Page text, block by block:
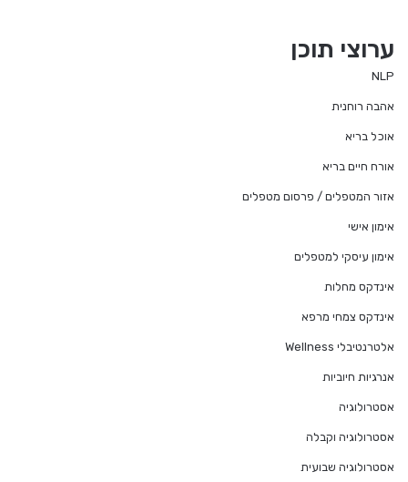
ערוצי תוכן
NLP
אהבה רוחנית
אוכל בריא
אורח חיים בריא
אזור המטפלים / פרסום מטפלים
אימון אישי
אימון עיסקי למטפלים
אינדקס מחלות
אינדקס צמחי מרפא
אלטרנטיבלי Wellness
אנרגיות חיוביות
אסטרולוגיה
אסטרולוגיה וקבלה
אסטרולוגיה שבועית